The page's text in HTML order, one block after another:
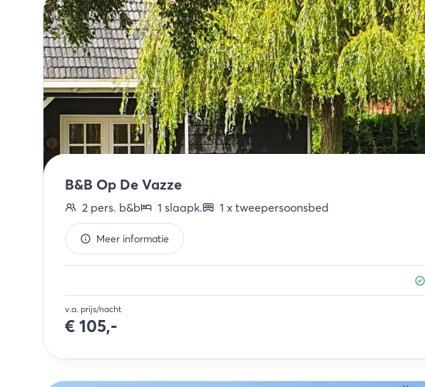
B&B Op De Vazze
2 pers. b&b 1 slaapk. 1 x tweepersoonsbed
Meer informatie
v.a. prijs/nacht
€ 105,-